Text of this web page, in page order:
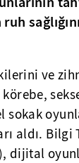
ve
sokak
aldı. Bilgi
dijital